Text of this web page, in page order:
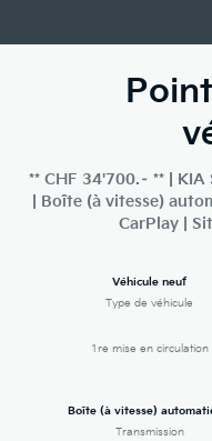
** CHF 34'700.– ** |
| Boîte (à vitesse)
CarPlay |
Véhicule neuf
Type de véhicule
1re mise en circulation
Boîte (à vitesse)
Transmission